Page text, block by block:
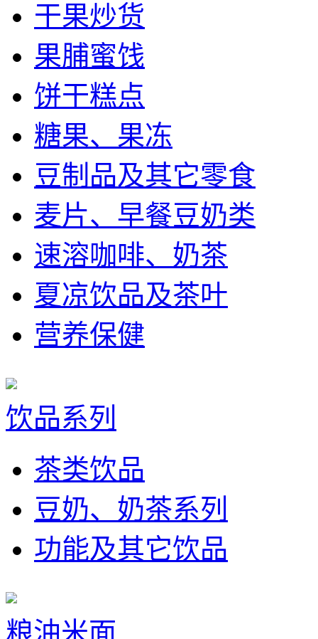
干果炒货
果脯蜜饯
饼干糕点
糖果、果冻
豆制品及其它零食
麦片、早餐豆奶类
速溶咖啡、奶茶
夏凉饮品及茶叶
营养保健
饮品系列
茶类饮品
豆奶、奶茶系列
功能及其它饮品
粮油米面